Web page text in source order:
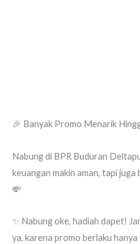
🎉 Banyak Promo Menarik
Nabung di BPR Buduran
keuangan makin aman, tapi
💸
✨ Nabung oke, hadiah dapet!
ya, karena promo berlaku